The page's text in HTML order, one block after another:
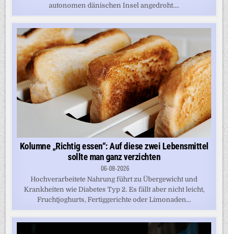
autonomen dänischen Insel angedroht....
Kolumne „Richtig essen“: Auf diese zwei Lebensmittel
sollte man ganz verzichten
06-08-2026
Hochverarbeitete Nahrung führt zu Übergewicht und
Krankheiten wie Diabetes Typ 2. Es fällt aber nicht leicht,
Fruchtjoghurts, Fertiggerichte oder Limonaden...